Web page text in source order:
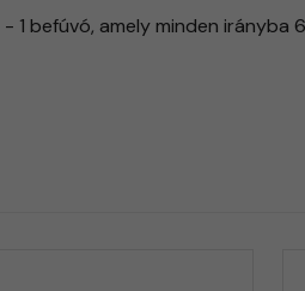
befúvó, amely minden irányba